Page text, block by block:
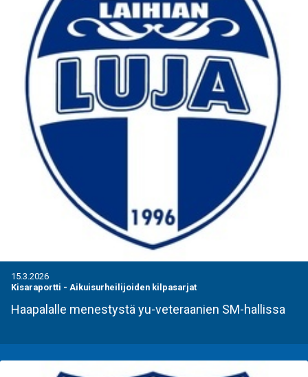
15.3.2026
Kisaraportti - Aikuisurheilijoiden kilpasarjat
Haapalalle menestystä yu-veteraanien SM-hallissa